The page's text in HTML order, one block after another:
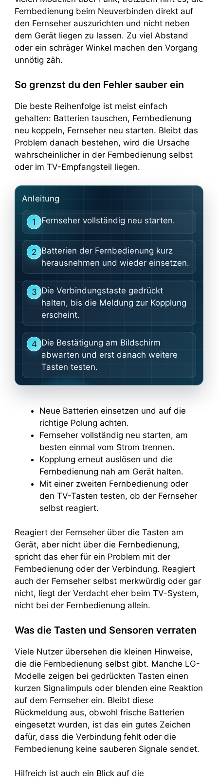
Fernbedienung beim Neuverbinden direkt auf
den Fernseher auszurichten und nicht neben
dem Gerät liegen zu lassen. Zu viel Abstand
oder ein schräger Winkel machen den Vorgang
unnötig zäh.
So grenzst du den Fehler sauber ein
Die beste Reihenfolge ist meist einfach
gehalten: Batterien tauschen, Fernbedienung
neu koppeln, Fernseher neu starten. Bleibt das
Problem danach bestehen, wird die Ursache
wahrscheinlicher in der Fernbedienung selbst
oder im TV-Empfangsteil liegen.
Anleitung
1 Fernseher vollständig neu starten.
2 Batterien der Fernbedienung kurz
herausnehmen und wieder einsetzen.
3 Die Verbindungstaste gedrückt
halten, bis die Meldung zur Kopplung
erscheint.
4 Die Bestätigung am Bildschirm
abwarten und erst danach weitere
Tasten testen.
Neue Batterien einsetzen und auf die
richtige Polung achten.
Fernseher vollständig neu starten, am
besten einmal vom Strom trennen.
Kopplung erneut auslösen und die
Fernbedienung nah am Gerät halten.
Mit einer zweiten Fernbedienung oder
den TV-Tasten testen, ob der Fernseher
selbst reagiert.
Reagiert der Fernseher über die Tasten am
Gerät, aber nicht über die Fernbedienung,
spricht das eher für ein Problem mit der
Fernbedienung oder der Verbindung. Reagiert
auch der Fernseher selbst merkwürdig oder gar
nicht, liegt der Verdacht eher beim TV-System,
nicht bei der Fernbedienung allein.
Was die Tasten und Sensoren verraten
Viele Nutzer übersehen die kleinen Hinweise,
die die Fernbedienung selbst gibt. Manche LG-
Modelle zeigen bei gedrückten Tasten einen
kurzen Signalimpuls oder blenden eine Reaktion
auf dem Fernseher ein. Bleibt diese
Rückmeldung aus, obwohl frische Batterien
eingesetzt wurden, ist das ein gutes Zeichen
dafür, dass die Verbindung fehlt oder die
Fernbedienung keine sauberen Signale sendet.
Hilfreich ist auch ein Blick auf die